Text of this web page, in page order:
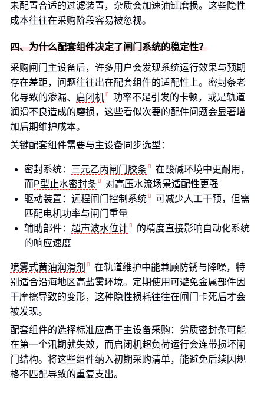
未配置合适的过滤装置，杂质会加速油缸磨损。这些隐性
成本往往在采购阶段容易被忽视。
四、为什么配套组件决定了闸门系统的稳定性？
采购闸门主设备后，许多用户会发现系统运行效果与预期
存在差距，问题往往出在配套组件的适配性上。密封条老
化导致的渗漏、 启闭机
功率不足引发的卡顿，或是轨道
润滑不良造成的磨损，这些看似次要的配件问题会显著增
加后期维护成本。
关键配套组件需要与主设备同步选型：
密封系统： 三元乙丙闸门胶条
在酸碱环境中更耐用，
而P型止水密封条
对高压水流场景适配性更强
驱动装置： 远程闸门控制系统
可减少人工干预，但需
匹配电机功率与闸门重量
辅助部件： 超声波水位计
的精度直接影响自动化系统
的响应速度
喷雾式黄油润滑剂
在轨道维护中能兼顾防锈与降噪，特
别适合沿海地区高盐雾环境。定期使用可避免金属部件因
干摩擦导致的变形，这种隐性损耗往往在闸门卡死后才会
被发现。
配套组件的选择标准应高于主设备采购：劣质密封条可能
在第一个汛期就失效，而启闭机超负荷运行会连带损坏闸
门结构。将这些组件纳入初期采购清单，能避免后续因规
格不匹配导致的重复支出。